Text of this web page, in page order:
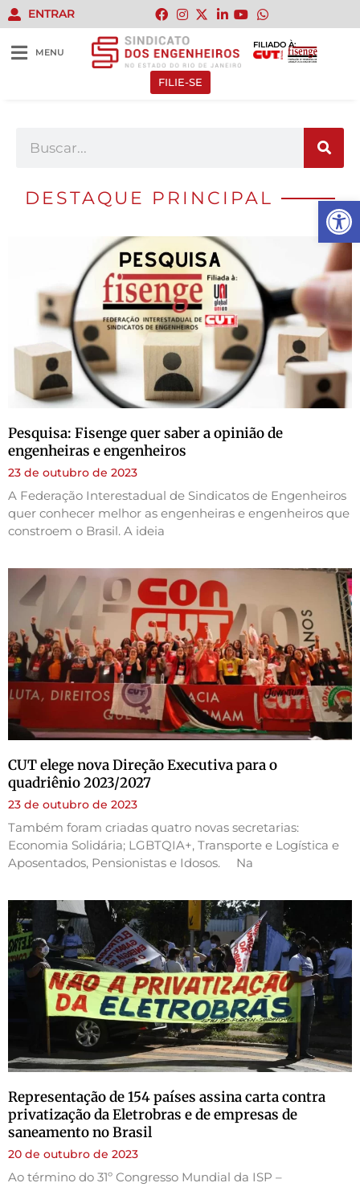
Abrir
ENTRAR
MENU
FILIADO À:
FILIE-SE
DESTAQUE PRINCIPAL
Pesquisa: Fisenge quer saber a opinião de
engenheiras e engenheiros
23 de outubro de 2023
A Federação Interestadual de Sindicatos de Engenheiros
quer conhecer melhor as engenheiras e engenheiros que
constroem o Brasil. A ideia
CUT elege nova Direção Executiva para o
quadriênio 2023/2027
23 de outubro de 2023
Também foram criadas quatro novas secretarias:
Economia Solidária; LGBTQIA+, Transporte e Logística e
Aposentados, Pensionistas e Idosos. Na
Representação de 154 países assina carta contra
privatização da Eletrobras e de empresas de
saneamento no Brasil
20 de outubro de 2023
Ao término do 31º Congresso Mundial da ISP –